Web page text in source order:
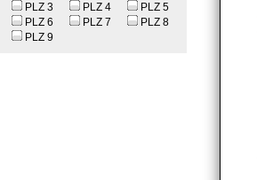
PLZ 3
PLZ 4
PLZ 5
PLZ 6
PLZ 7
PLZ 8
PLZ 9